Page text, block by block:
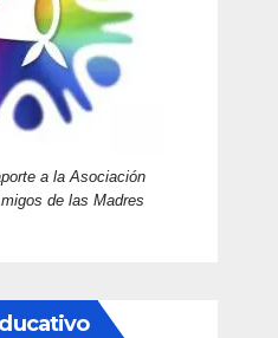
a la Asociación
de las Madres